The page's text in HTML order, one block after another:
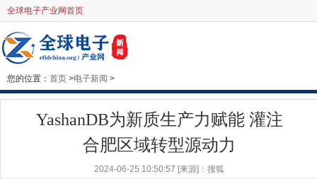
全球电子产业网首页
您的位置： 首页 >电子新闻 >
YashanDB为新质生产力赋能 灌注
合肥区域转型源动力
2024-06-25 10:50:57 [来源]：搜狐